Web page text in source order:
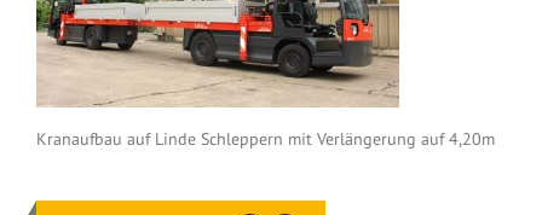
Kranaufbau auf Linde Schleppern mit Verlängerung auf 4,20m